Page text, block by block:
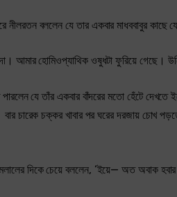
নীলরতন বললেন যে তার একবার মাধববাবুর কাছে
আমার হোমিওপ্যাথিক ওষুধটা ফুরিয়ে গেছে।
যে তাঁর একবার বাঁদরের মতো হেঁটে
চারেক চক্কর খাবার পর ঘরের দরজায় চোখ
দিকে চেয়ে বললেন, ‘ইয়ে— অত অবাক